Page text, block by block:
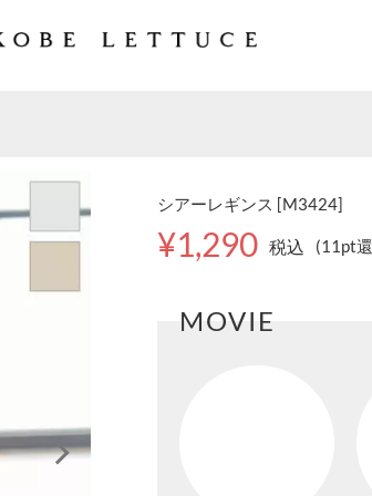
シアーレギンス [M3424]
¥1,290 税込 (11pt
MOVIE